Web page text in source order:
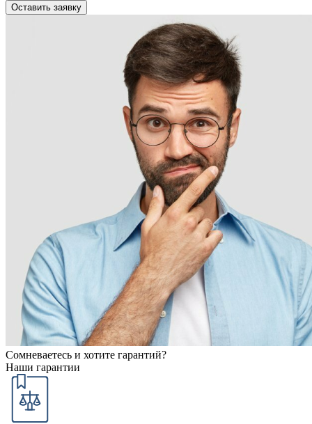
Оставить заявку
Сомневаетесь и хотите гарантий?
Наши гарантии